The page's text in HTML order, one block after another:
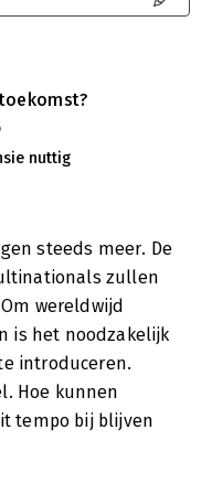
nuttig
steeds meer. De
zullen
wereldwijd
is het noodzakelijk
introduceren.
Hoe kunnen
tempo bij blijven